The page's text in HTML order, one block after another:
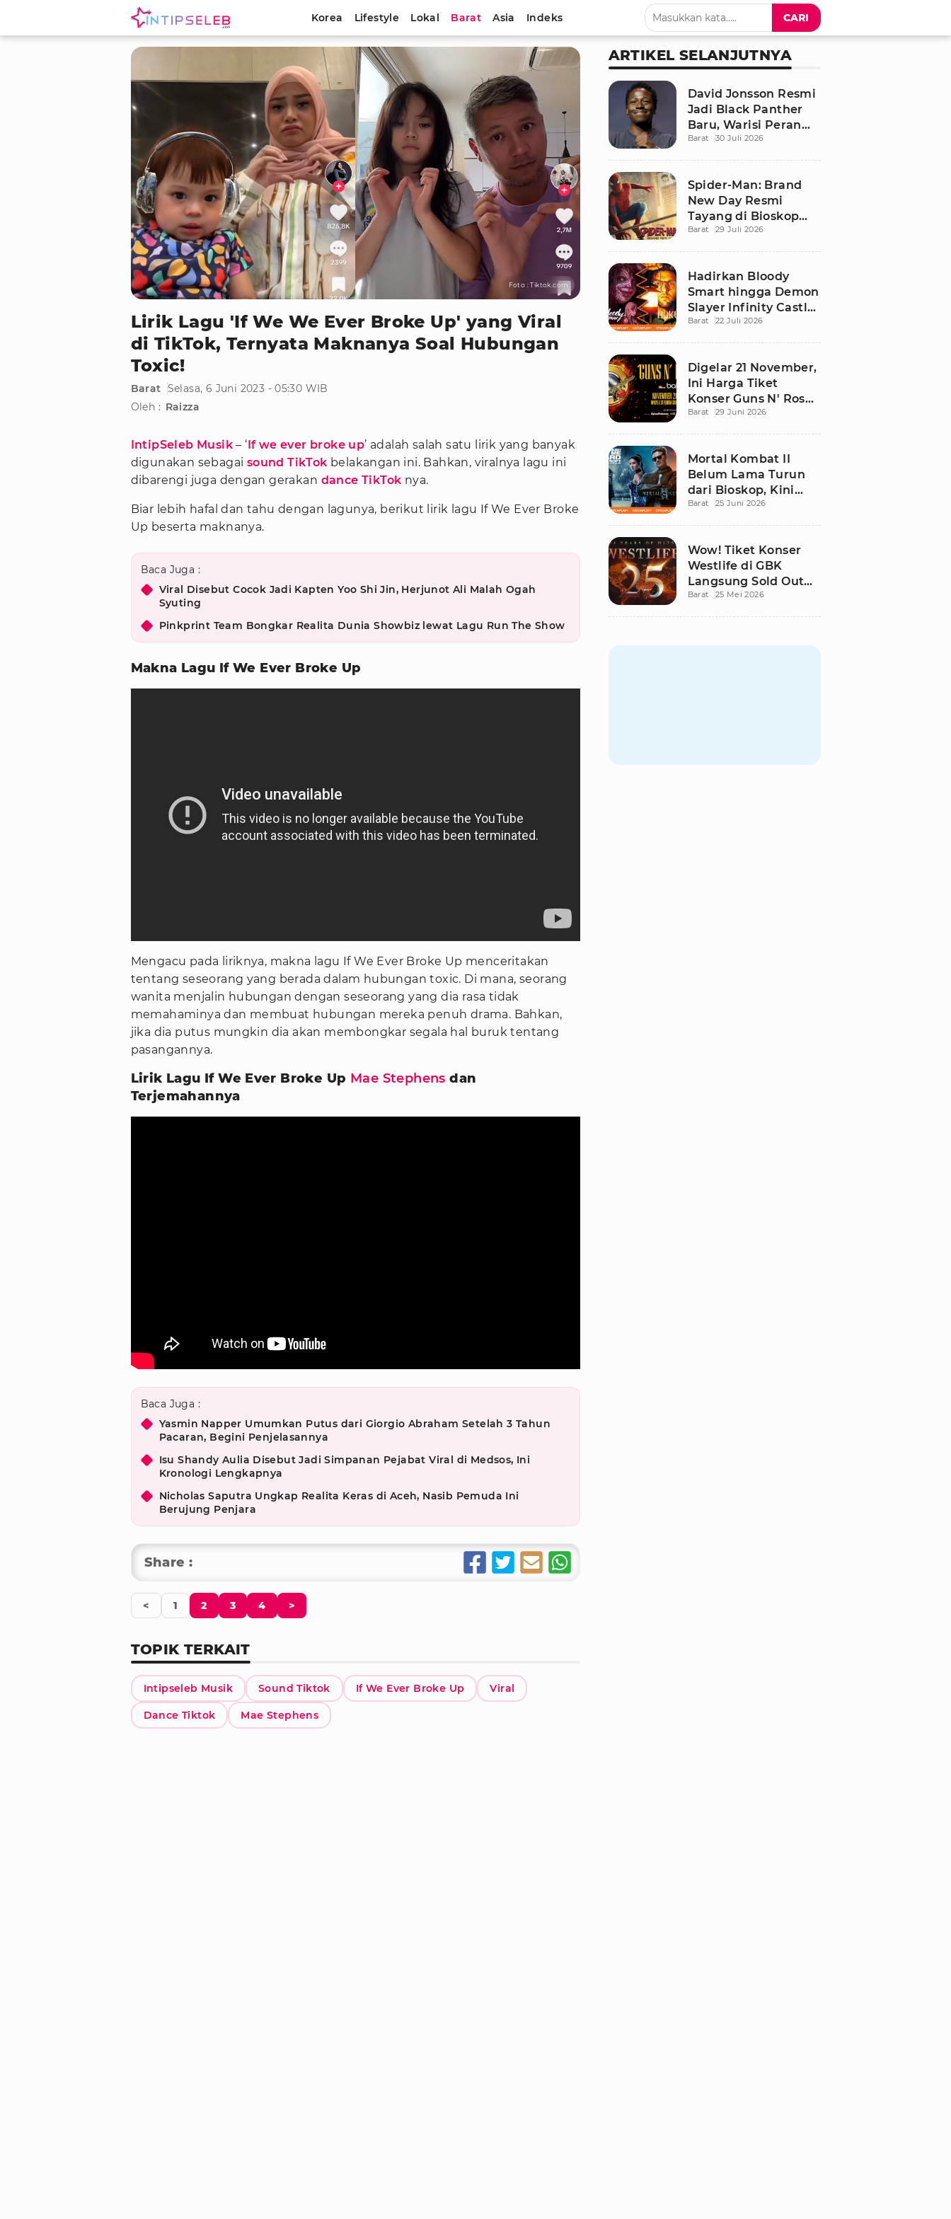
Korea Lifestyle Lokal Barat Asia Indeks CARI
Foto : Tiktok.com
Lirik Lagu 'If We We Ever Broke Up' yang Viral
di TikTok, Ternyata Maknanya Soal Hubungan
Toxic!
Barat Selasa, 6 Juni 2023 - 05:30 WIB
Oleh : Raizza
IntipSeleb Musik– ‘ If we ever broke up’ adalah salah satu lirik yang banyak
digunakan sebagai sound TikTok belakangan ini. Bahkan, viralnya lagu ini
dibarengi juga dengan gerakan dance TikTok nya.
Biar lebih hafal dan tahu dengan lagunya, berikut lirik lagu If We Ever Broke
Up beserta maknanya.
Baca Juga :
Viral Disebut Cocok Jadi Kapten Yoo Shi Jin, Herjunot Ali Malah Ogah
Syuting
Pinkprint Team Bongkar Realita Dunia Showbiz lewat Lagu Run The Show
Makna Lagu If We Ever Broke Up
Mengacu pada liriknya, makna lagu If We Ever Broke Up menceritakan
tentang seseorang yang berada dalam hubungan toxic. Di mana, seorang
wanita menjalin hubungan dengan seseorang yang dia rasa tidak
memahaminya dan membuat hubungan mereka penuh drama. Bahkan,
jika dia putus mungkin dia akan membongkar segala hal buruk tentang
pasangannya.
Lirik Lagu If We Ever Broke Up Mae Stephens dan
Terjemahannya
Baca Juga :
Yasmin Napper Umumkan Putus dari Giorgio Abraham Setelah 3 Tahun
Pacaran, Begini Penjelasannya
Isu Shandy Aulia Disebut Jadi Simpanan Pejabat Viral di Medsos, Ini
Kronologi Lengkapnya
Nicholas Saputra Ungkap Realita Keras di Aceh, Nasib Pemuda Ini
Berujung Penjara
Share :
< 1 2 3 4 >
TOPIK TERKAIT
Intipseleb Musik Sound Tiktok If We Ever Broke Up Viral
Dance Tiktok Mae Stephens
ARTIKEL SELANJUTNYA
David Jonsson Resmi
Jadi Black Panther
Baru, Warisi Peran
T'Challa di Black
Barat 30 Juli 2026
Spider-Man: Brand
New Day Resmi
Tayang di Bioskop
Indonesia, Ini
Barat 29 Juli 2026
Hadirkan Bloody
Smart hingga Demon
Slayer Infinity Castle,
Ini Daftar Tontonan
Barat 22 Juli 2026
Digelar 21 November,
Ini Harga Tiket
Konser Guns N' Roses
di Stadion Madya
Barat 29 Juni 2026
Mortal Kombat II
Belum Lama Turun
dari Bioskop, Kini
Sudah Bisa Ditonton
Barat 25 Juni 2026
Wow! Tiket Konser
Westlife di GBK
Langsung Sold Out
Kurang dari 12 Jam
Barat 25 Mei 2026